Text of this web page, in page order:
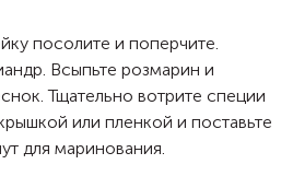
посолите и поперчите.
Всыпьте розмарин и
Тщательно вотрите специи
или пленкой и поставьте
для маринования.